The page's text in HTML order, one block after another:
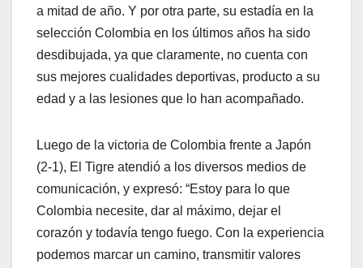
a mitad de año. Y por otra parte, su estadía en la
selección Colombia en los últimos años ha sido
desdibujada, ya que claramente, no cuenta con
sus mejores cualidades deportivas, producto a su
edad y a las lesiones que lo han acompañado.
Luego de la victoria de Colombia frente a Japón
(2-1), El Tigre atendió a los diversos medios de
comunicación, y expresó: “Estoy para lo que
Colombia necesite, dar al máximo, dejar el
corazón y todavía tengo fuego. Con la experiencia
podemos marcar un camino, transmitir valores